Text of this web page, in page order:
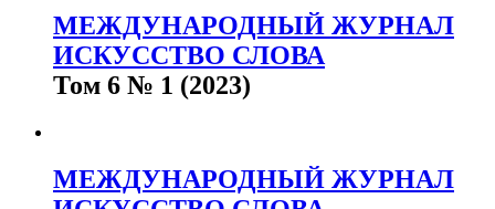
МЕЖДУНАРОДНЫЙ ЖУРНАЛ
ИСКУССТВО СЛОВА
Том 6 № 1 (2023)
МЕЖДУНАРОДНЫЙ ЖУРНАЛ